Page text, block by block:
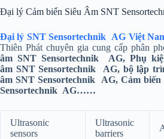
Đại lý Cảm biến Siêu Âm SNT
Đại lý SNT Sensortechnik AG Việt
Thiên Phát chuyên gia cung cấp phân
âm SNT Sensortechnik AG, Phụ
âm SNT Sensortechnik AG, bộ lập
âm SNT Sensortechnik AG, Cảm biến
Sensortechnik AG……
Ultrasonic
sensors
Ultrasonic
barriers